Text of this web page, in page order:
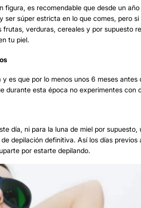
es recomendable que desde un
ser súper estricta en lo que comes, pero si
frutas, verduras, cereales y por supuesto
tu piel.
es que por lo menos unos 6 meses
durante esta época no experimentes con
día, ni para la luna de miel por
depilación definitiva. Así los días previos
por estarte depilando.